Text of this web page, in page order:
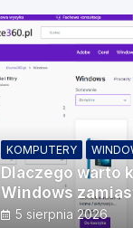
KOMPUTERY
Dlaczego warto
Windows
5 sierpnia 2026